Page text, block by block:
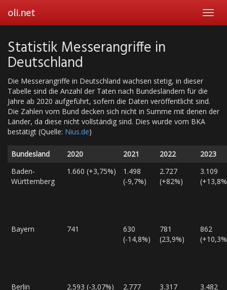
main
oli.net
Statistik Messerangriffe in
Deutschland
Die Messerangriffe in Deutschland wachsen stetig, in dieser
Tabelle sind die Anzahl der Taten nach Bundesländern für die
Jahre ab 2020 aufgeführt, sofern die Daten veröffentlicht sind.
Die Zahlen vom Bund decken sich nicht in Summe mit denen der
Länder, da diese nicht vollständig sind. Dies wurde vom BKA
bestätigt (Quelle: Nius.de)
Bundesland 2020 2021 2022
2023
Baden-
Württemberg
1.660 (+3,75%)
1.498
(-9,7%)
2.727
(+82%)
3.109
Bayern 741
630
(-14,8%)
781
(23,9%)
862
Berlin 2.593 (-3,07%)
2.777
3.317
3.482